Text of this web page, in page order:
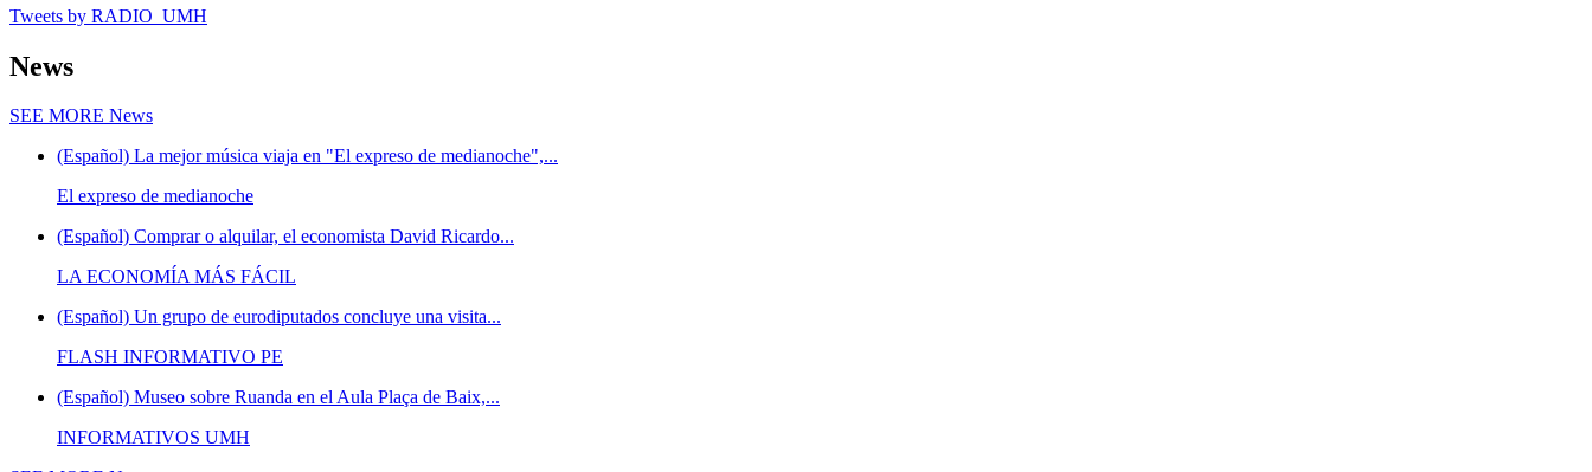
Tweets by RADIO_UMH
News
SEE MORE News
(Español) La mejor música viaja en "El expreso de medianoche",...
El expreso de medianoche
(Español) Comprar o alquilar, el economista David Ricardo...
LA ECONOMÍA MÁS FÁCIL
(Español) Un grupo de eurodiputados concluye una visita...
FLASH INFORMATIVO PE
(Español) Museo sobre Ruanda en el Aula Plaça de Baix,...
INFORMATIVOS UMH